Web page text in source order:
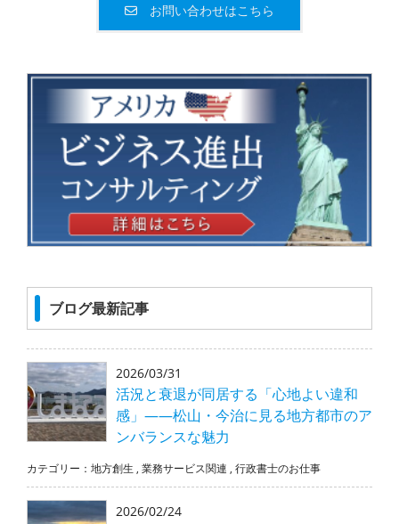
お問い合わせはこちら
ブログ最新記事
2026/03/31
活況と衰退が同居する「心地よい違和
感」――松山・今治に見る地方都市のア
ンバランスな魅力
カテゴリー： 地方創生 , 業務サービス関連 , 行政書士のお仕事
2026/02/24